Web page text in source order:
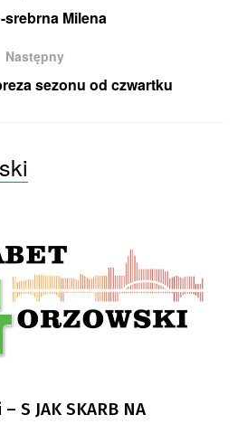
srebrna Milena
Następny
sezonu od czwartku
S JAK SKARB NA